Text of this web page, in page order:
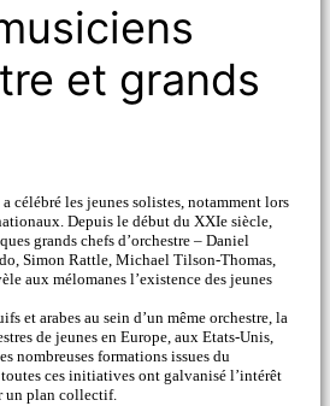
et grands
célébré les jeunes solistes, notamment lors
Depuis le début du XXIe siècle,
grands chefs d’orchestre – Daniel
Simon Rattle, Michael Tilson-Thomas,
aux mélomanes l’existence des jeunes
et arabes au sein d’un même orchestre, la
de jeunes en Europe, aux Etats-Unis,
nombreuses formations issues du
ces initiatives ont galvanisé l’intérêt
un plan collectif.